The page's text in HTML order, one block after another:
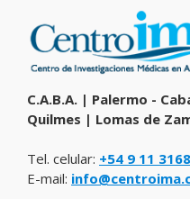
C.A.B.A. | Palermo -
Quilmes | Lomas de
Tel. celular: +54 9 11
E-mail: